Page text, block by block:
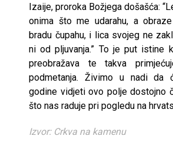
Izaije, proroka Božjega došašća:
onima što me udarahu, a
bradu čupahu, i lica svojeg ne
ni od pljuvanja.” To je put istine
preobražava te takva
podmetanja. Živimo u nadi da
godine vidjeti ovo polje dostojno
što nas raduje pri pogledu na
Izvor: Crkva na kamenu